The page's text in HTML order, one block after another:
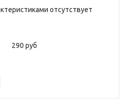
отсутствует
290 руб